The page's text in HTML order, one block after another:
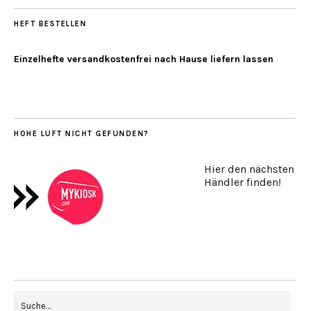
HEFT BESTELLEN
Einzelhefte versandkostenfrei nach Hause liefern lassen
HOHE LUFT NICHT GEFUNDEN?
Hier den nächsten
Händler finden!